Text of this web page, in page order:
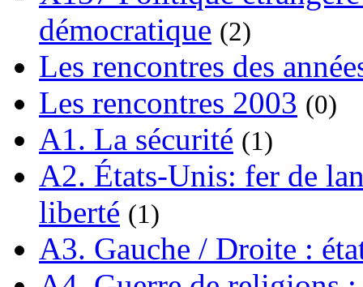
démocratique (2)
Les rencontres des
Les rencontres 2003 (0)
A1. La sécurité (1)
A2. États-Unis: fer de
liberté (1)
A3. Gauche / Droite :